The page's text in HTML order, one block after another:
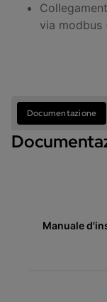
via modbus
Documentazione
Manuale